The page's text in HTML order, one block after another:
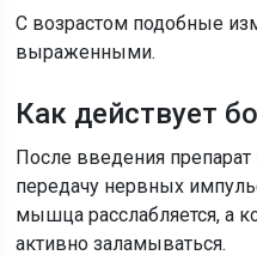
С возрастом подобные
выраженными.
Как действует
После введения
передачу нервных
мышца расслабляется, а
активно заламываться.